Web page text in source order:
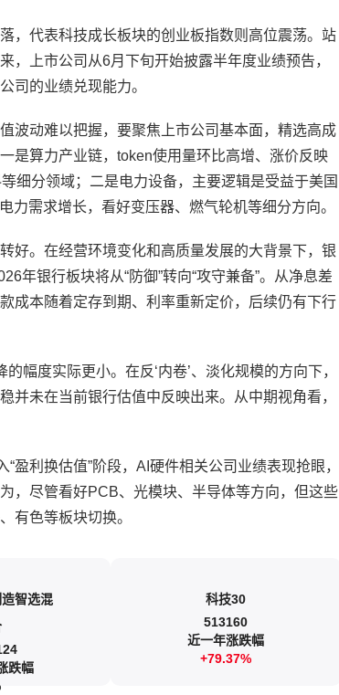
，代表科技成长板块的创业板指数则高位震荡。站
，上市公司从6月下旬开始披露半年度业绩预告，
司的业绩兑现能力。
波动难以把握，要聚焦上市公司基本面，精选高成
是算力产业链，token使用量环比高增、涨价反映
细分领域；二是电力设备，主要逻辑是受益于美国
需求增长，看好变压器、燃气轮机等细分方向。
好。在经营环境变化和高质量发展的大背景下，银
年银行板块将从“防御”转向“攻守兼备”。从净息差
成本随着定存到期、利率重新定价，后续仍有下行
幅度实际更小。在反‘内卷’、淡化规模的方向下，
并未在当前银行估值中反映出来。从中期视角看，
盈利换估值”阶段，AI硬件相关公司业绩表现抢眼，
，尽管看好PCB、光模块、半导体等方向，但这些
有色等板块切换。
智选混
跌幅
科技30
513160
近一年涨跌幅
+79.37%